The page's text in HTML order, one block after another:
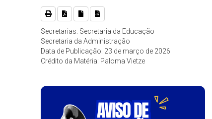
Secretarias: Secretaria da Educação
Secretaria da Administração
Data de Publicação: 23 de março de 2026
Crédito da Matéria: Paloma Vietze